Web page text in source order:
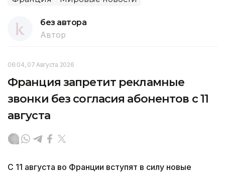
без автора
Автор
06:04, 07 Августа 2026
Франция запретит рекламные
звонки без согласия абонентов с 11
августа
С 11 августа во Франции вступят в силу новые